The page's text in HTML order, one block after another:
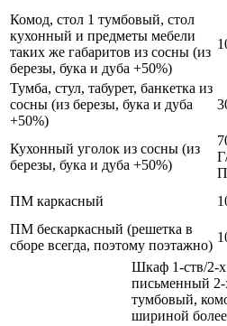
Комод, стол 1 тумбовый, стол
кухонный и предметы мебели
таких же габаритов из сосны (из
березы, бука и дуба +50%)
Тумба, стул, табурет, банкетка из
сосны (из березы, бука и дуба
+50%)
Кухонный уголок из сосны (из
березы, бука и дуба +50%)
П
ПМ каркасный
ПМ бескаркасный (решетка в
сборе всегда, поэтому поэтажно)
Шкаф 1-ств/2-х
письменный
тумбовый,
шириной